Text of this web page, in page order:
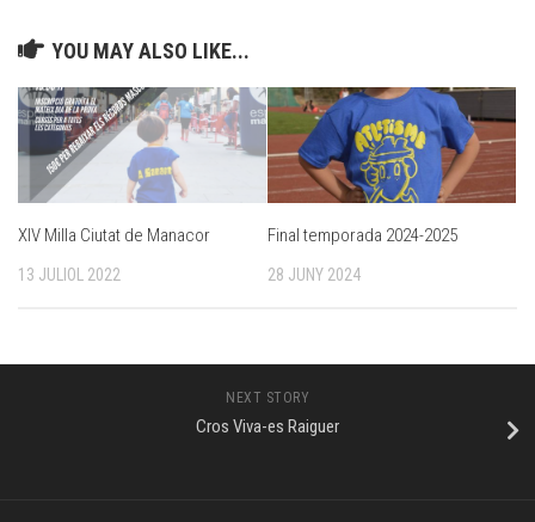
YOU MAY ALSO LIKE...
XIV Milla Ciutat de Manacor
13 JULIOL 2022
Final temporada 2024-2025
28 JUNY 2024
NEXT STORY
Cros Viva-es Raiguer